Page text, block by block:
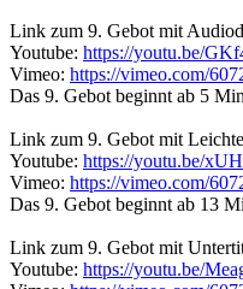
Link zum 9. Gebot mit
Youtube: https://youtu.be/
Vimeo: https://vimeo.com/
Das 9. Gebot beginnt ab 5
Link zum 9. Gebot mit
Youtube: https://youtu.be/
Vimeo: https://vimeo.com/
Das 9. Gebot beginnt ab 13
Link zum 9. Gebot mit
Youtube: https://youtu.be/